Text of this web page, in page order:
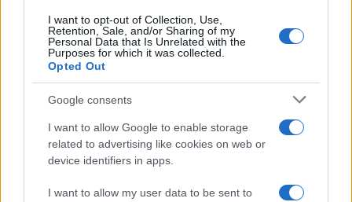
I want to opt-out of Collection, Use,
Retention, Sale, and/or Sharing of my
Personal Data that Is Unrelated with the
Purposes for which it was collected.
Opted Out
Google consents
I want to allow Google to enable storage
related to advertising like cookies on web or
device identifiers in apps.
I want to allow my user data to be sent to
Σχόλια
Κωνσταντίνος Βασάλος
για Ιωάννα Τούνη: «Αν πας
στις Κάννες, αλλά εσύ
είσαι εκτός της φάσης, δεν
Γιάννης
φωτογραφία με την
του